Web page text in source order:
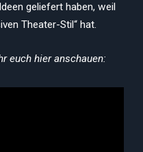
geliefert haben, weil
Theater-Stil“ hat.
euch hier anschauen: